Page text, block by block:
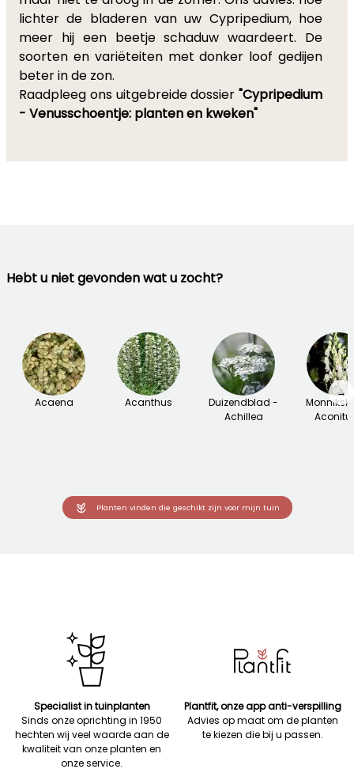
lichter de bladeren van uw Cypripedium, hoe
meer hij een beetje schaduw waardeert. De
soorten en variëteiten met donker loof gedijen
beter in de zon.
Raadpleeg ons uitgebreide dossier "Cypripedium
- Venusschoentje: planten en kweken"
Hebt u niet gevonden wat u zocht?
Acaena Acanthus
Duizendblad -
Achillea
→
Planten vinden die geschikt zijn voor mijn tuin
Specialist in tuinplanten
Sinds onze oprichting in 1950
hechten wij veel waarde aan de
kwaliteit van onze planten en
onze service.
Plantfit, onze app anti-verspilling
Advies op maat om de planten
te kiezen die bij u passen.